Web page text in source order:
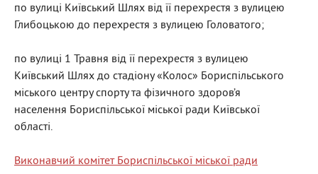
по вулиці Київський Шлях від її перехрестя з вулицею
Глибоцькою до перехрестя з вулицею Головатого;
по вулиці 1 Травня від її перехрестя з вулицею
Київський Шлях до стадіону «Колос» Бориспільського
міського центру спорту та фізичного здоров’я
населення Бориспільської міської ради Київської
області.
Виконавчий комітет Бориспільської міської ради